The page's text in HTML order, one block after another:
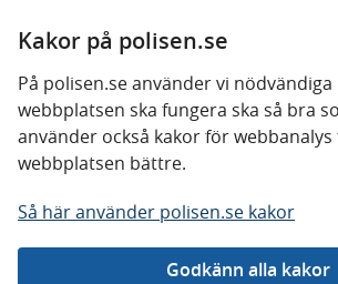
Kakor på polisen.se
På polisen.se använder vi
webbplatsen ska fungera ska så bra
använder också kakor för
webbplatsen bättre.
Så här använder polisen.se kakor